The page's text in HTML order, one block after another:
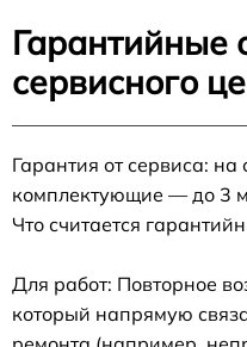
Гарантийные
сервисного
Гарантия от сервиса:
комплектующие — до 3
Что считается
Для работ: Повторное
который напрямую